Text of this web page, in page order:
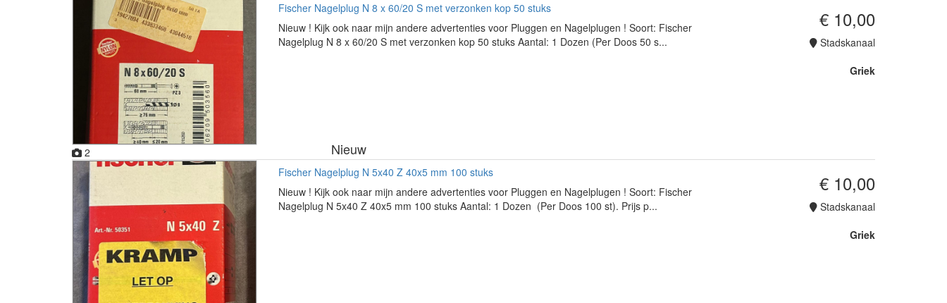
2 Nieuw
Fischer Nagelplug N 8 x 60/20 S met verzonken kop 50 stuks
Nieuw ! Kijk ook naar mijn andere advertenties voor Pluggen en Nagelplugen ! Soort: Fischer
Nagelplug N 8 x 60/20 S met verzonken kop 50 stuks Aantal: 1 Dozen (Per Doos 50 s...
€ 10,00
Stadskanaal
Griek
Fischer Nagelplug N 5x40 Z 40x5 mm 100 stuks
Nieuw ! Kijk ook naar mijn andere advertenties voor Pluggen en Nagelplugen ! Soort: Fischer
Nagelplug N 5x40 Z 40x5 mm 100 stuks Aantal: 1 Dozen (Per Doos 100 st). Prijs p...
€ 10,00
Stadskanaal
Griek